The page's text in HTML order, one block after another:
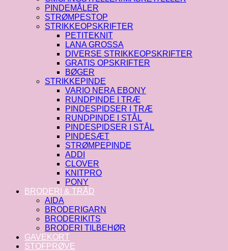
PINDEMÅLER
STRØMPESTOP
STRIKKEOPSKRIFTER
PETITEKNIT
LANA GROSSA
DIVERSE STRIKKEOPSKRIFTER
GRATIS OPSKRIFTER
BØGER
STRIKKEPINDE
VARIO NERA EBONY
RUNDPINDE I TRÆ
PINDESPIDSER I TRÆ
RUNDPINDE I STÅL
PINDESPIDSER I STÅL
PINDESÆT
STRØMPEPINDE
ADDI
CLOVER
KNITPRO
PONY
BRODERI & TRÅD
AIDA
BRODERIGARN
BRODERIKITS
BRODERI TILBEHØR
GAVEKORT
STOFPRØVE